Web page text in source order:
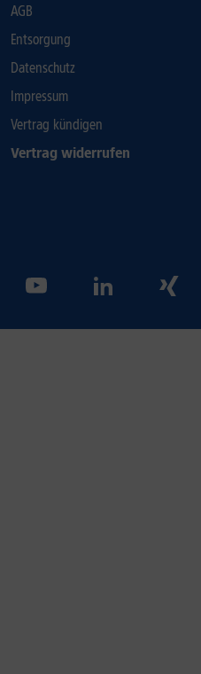
AGB
Entsorgung
Datenschutz
Impressum
Vertrag kündigen
Vertrag widerrufen